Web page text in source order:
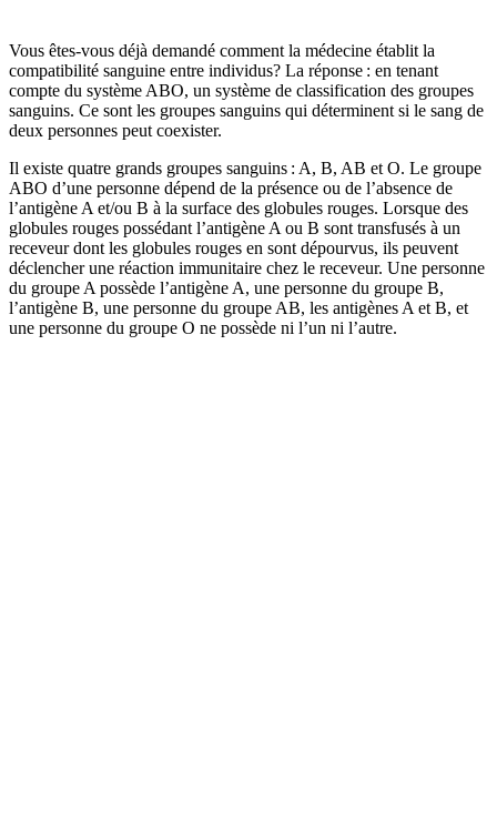
Vous êtes-vous déjà demandé comment la médecine établit la
compatibilité sanguine entre individus? La réponse : en tenant
compte du système ABO, un système de classification des groupes
sanguins. Ce sont les groupes sanguins qui déterminent si le sang de
deux personnes peut coexister.
Il existe quatre grands groupes sanguins : A, B, AB et O. Le groupe
ABO d’une personne dépend de la présence ou de l’absence de
l’antigène A et/ou B à la surface des globules rouges. Lorsque des
globules rouges possédant l’antigène A ou B sont transfusés à un
receveur dont les globules rouges en sont dépourvus, ils peuvent
déclencher une réaction immunitaire chez le receveur. Une personne
du groupe A possède l’antigène A, une personne du groupe B,
l’antigène B, une personne du groupe AB, les antigènes A et B, et
une personne du groupe O ne possède ni l’un ni l’autre.